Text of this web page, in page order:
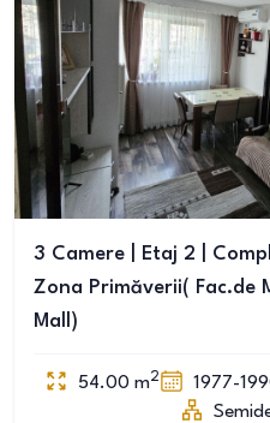
3 Camere | Etaj 2 |
Zona Primăverii( Fac.de
Mall)
54.00 m2 1977-